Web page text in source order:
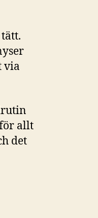
via
allt
det